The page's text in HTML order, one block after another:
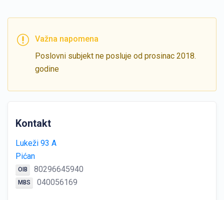
Važna napomena
Poslovni subjekt ne posluje od prosinac 2018.
godine
Kontakt
Lukeži 93 A
Pićan
OIB 80296645940
MBS 040056169